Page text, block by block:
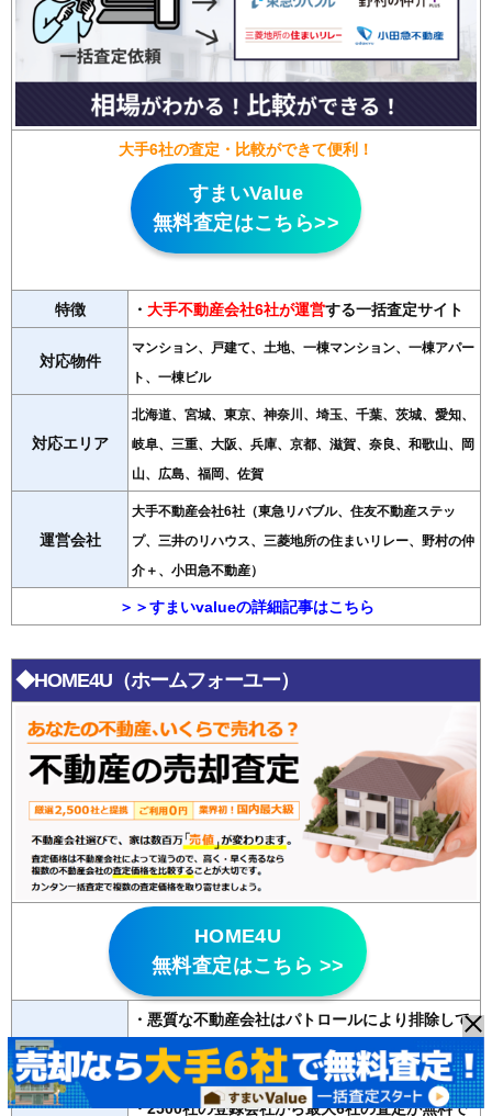
大手6社の査定・比較ができて便利！
すまいValue
無料査定はこちら>>
特徴 ・ 大手不動産会社6社が運営する一括査定サイト
対応物件
マンション、戸建て、土地、一棟マンション、一棟アパー
ト、一棟ビル
対応エリア
北海道、宮城、東京、神奈川、埼玉、千葉、茨城、愛知、
岐阜、三重、大阪、兵庫、京都、滋賀、奈良、和歌山、岡
山、広島、福岡、佐賀
運営会社
大手不動産会社6社（東急リバブル、住友不動産ステッ
プ、三井のリハウス、三菱地所の住まいリレー、野村の仲
介＋、小田急不動産）
＞＞すまいvalueの詳細記事はこちら
◆HOME4U（ホームフォーユー）
HOME4U
無料査定はこちら >>
特徴
・悪質な不動産会社はパトロールにより排除して
いる
・20年以上の運営歴があり信頼性が高い
・2500社の登録会社から最大6社の査定が無料で